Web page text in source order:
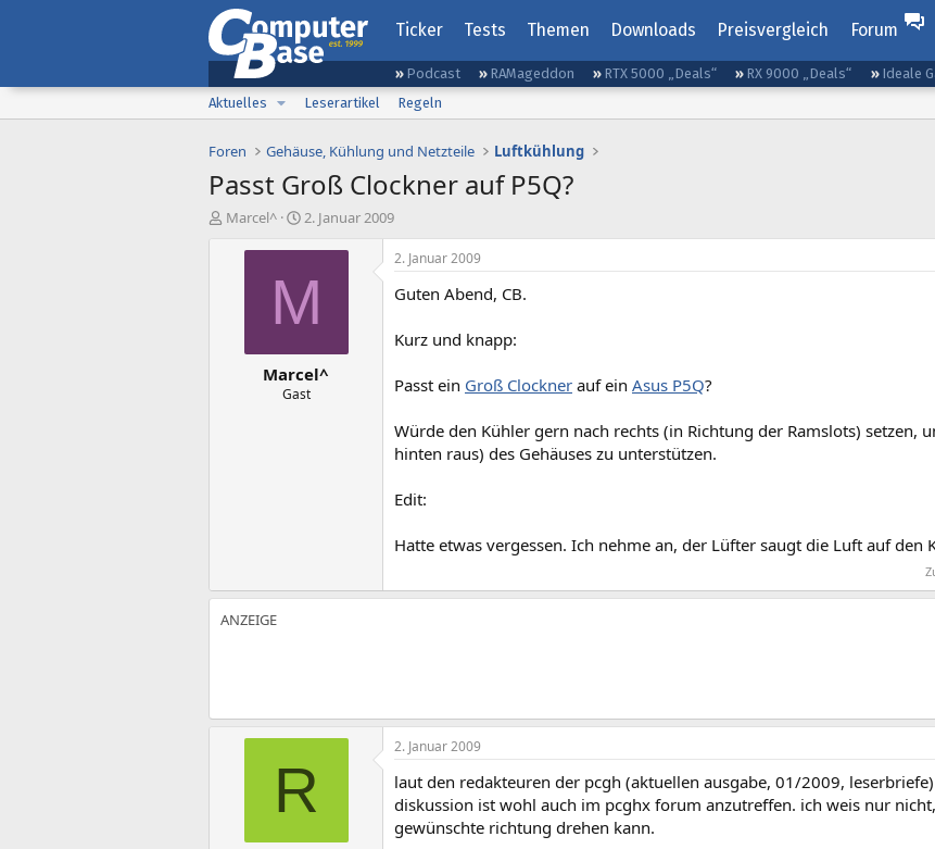
Ticker Tests Themen Downloads Preisvergleich Forum
Podcast RAMageddon RTX 5000 „Deals“ RX 9000 „Deals“ Ideale
Aktuelles
Leserartikel Regeln
Foren Gehäuse, Kühlung und Netzteile Luftkühlung
Passt Groß Clockner auf P5Q?
E
Marcel^
E
s
e
l
t
a
m
2. Januar 2009
M
Marcel^
Gast
2. Januar 2009
Guten Abend, CB.
Kurz und knapp:
Passt ein Groß Clockner auf ein Asus P5Q?
Würde den Kühler gern nach rechts (in Richtung der Ramslots) setzen,
hinten raus) des Gehäuses zu unterstützen.
Edit:
Hatte etwas vergessen. Ich nehme an, der Lüfter saugt die Luft auf
R
2. Januar 2009
laut den redakteuren der pcgh (aktuellen ausgabe, 01/2009,
diskussion ist wohl auch im pcghx forum anzutreffen. ich weis nur
gewünschte richtung drehen kann.